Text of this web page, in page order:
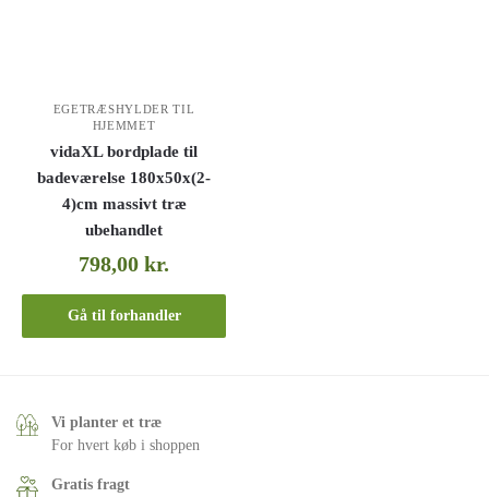
EGETRÆSHYLDER TIL
HJEMMET
vidaXL bordplade til
badeværelse 180x50x(2-
4)cm massivt træ
ubehandlet
798,00kr.
Gå til forhandler
Vi planter et træ
For hvert køb i shoppen
Gratis fragt